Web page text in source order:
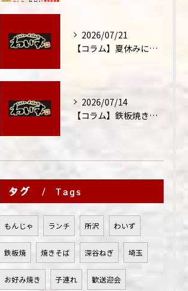
2026/07/21
【コラム】夏休みに家族外食が増える理由
2026/07/14
【コラム】鉄板焼きが"コミュニケーション飯"と呼ばれる理由
タグ Tags
もんじゃ ランチ 所沢 わいず
鉄板焼 焼きそば 深谷ねぎ 埼玉
お好み焼き 子連れ 歓送迎会